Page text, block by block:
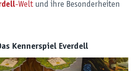
-Welt und ihre Besonderheiten
Kennerspiel Everdell